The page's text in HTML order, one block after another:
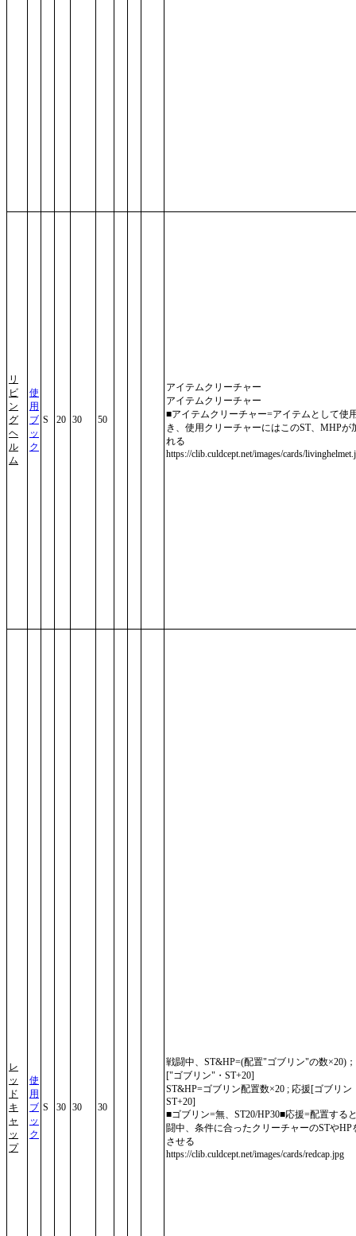
リ
ビ
ン
グ
ヘ
ル
ム
使
用
ブ
ッ
ク
S 20 30 50
アイテムクリーチャー
アイテムクリーチャー
■アイテムクリーチャー=アイテムとして使
き、使用クリーチャーにはこのST、MHPが
れる
https://clib.culdcept.net/images/cards/
レ
ッ
ド
キ
ャ
ッ
プ
使
用
ブ
ッ
ク
S 30 30 30
戦闘中、ST&HP=(配置"ゴブリン"の数×20)
["ゴブリン"・ST+20]
ST&HP=ゴブリン配置数×20 ; 応援[ゴブリン
ST+20]
■ゴブリン=無、ST20/HP30■応援=配置する
闘中、条件に合ったクリーチャーのSTやHP
させる
https://clib.culdcept.net/images/cards/redcap.jpg